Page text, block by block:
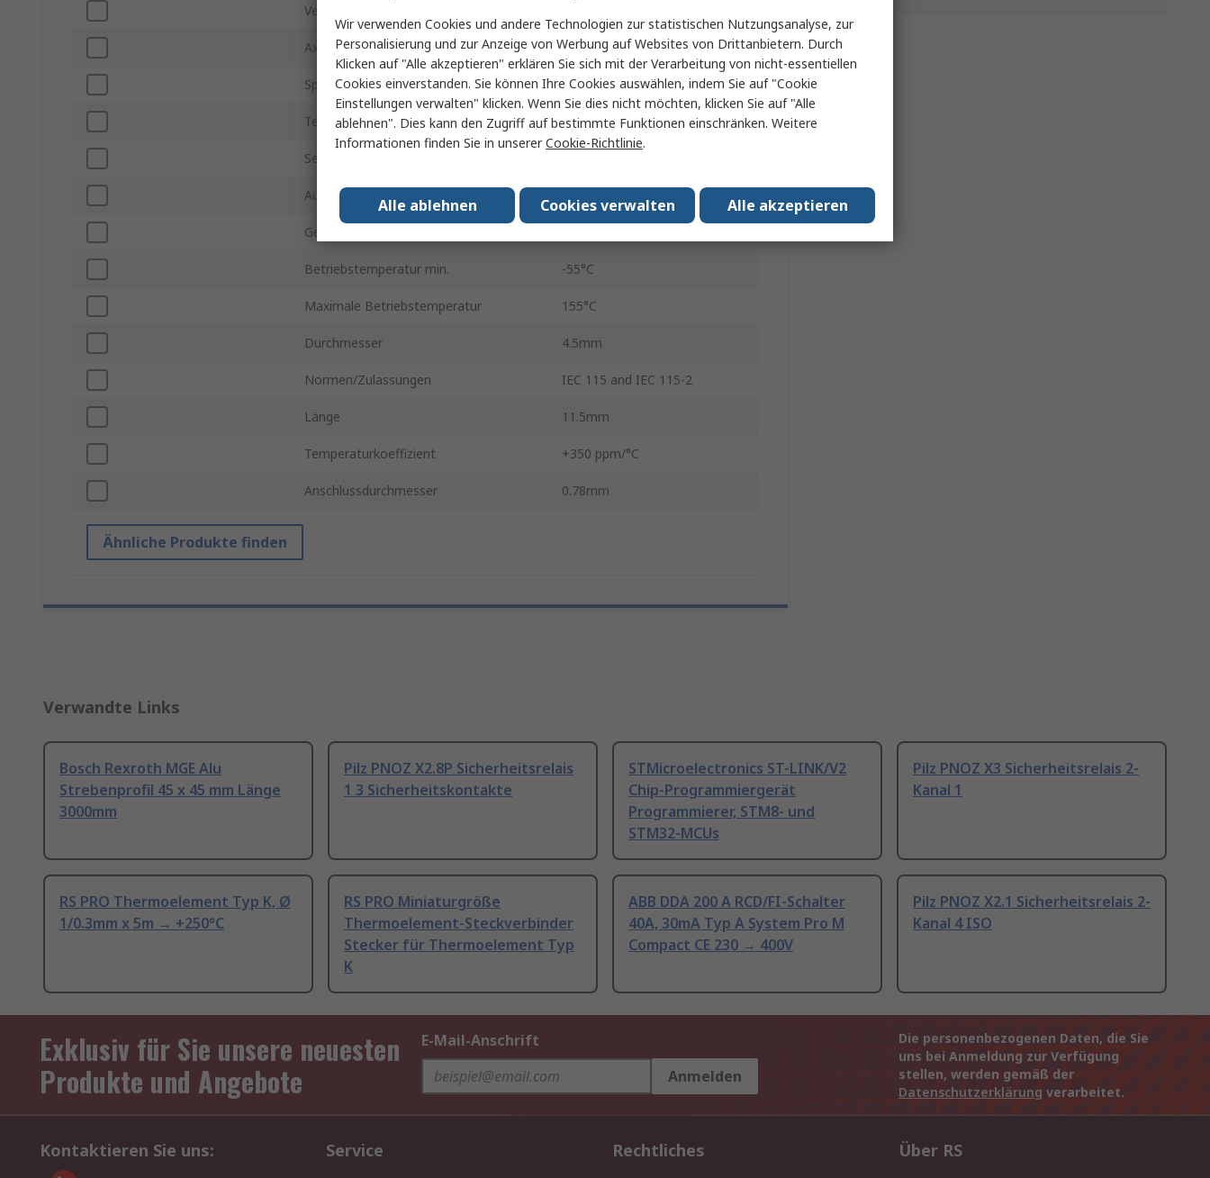
Verpackungsart
Axial/Radial Axial
Spannung 500V
Technologie Kohleschicht
Serie
Automobilstandard
Gehäusegröße
Betriebstemperatur min. -55°C
Maximale Betriebstemperatur 155°C
Durchmesser 4.5mm
Normen/Zulassungen IEC 115 and IEC 115-2
Länge 11.5mm
Temperaturkoeffizient +350 ppm/°C
Anschlussdurchmesser 0.78mm
Ähnliche Produkte finden
Verwandte Links
Bosch Rexroth MGE Alu
Strebenprofil 45 x 45 mm Länge
3000mm
Pilz PNOZ X2.8P Sicherheitsrelais
1 3 Sicherheitskontakte
STMicroelectronics ST-LINK/V2
Chip-Programmiergerät
Programmierer, STM8- und
STM32-MCUs
Pilz PNOZ X3 Sicherheitsrelais 2-
Kanal 1
RS PRO Thermoelement Typ K, Ø
1/0.3mm x 5m → +250°C
RS PRO Miniaturgröße
Thermoelement-Steckverbinder
Stecker für Thermoelement Typ
K
ABB DDA 200 A RCD/FI-Schalter
40A, 30mA Typ A System Pro M
Compact CE 230 → 400V
Pilz PNOZ X2.1 Sicherheitsrelais 2-
Kanal 4 ISO
Exklusiv für Sie unsere neuesten
Produkte und Angebote
E-Mail-Anschrift
Anmelden
Die personenbezogenen Daten, die Sie
uns bei Anmeldung zur Verfügung
stellen, werden gemäß der
Datenschutzerklärung verarbeitet.
Kontaktieren Sie uns: Service Rechtliches Über RS
Wir verwenden Cookies und andere Technologien zur statistischen Nutzungsanalyse, zur
Personalisierung und zur Anzeige von Werbung auf Websites von Drittanbietern. Durch
Klicken auf "Alle akzeptieren" erklären Sie sich mit der Verarbeitung von nicht-essentiellen
Cookies einverstanden. Sie können Ihre Cookies auswählen, indem Sie auf "Cookie
Einstellungen verwalten" klicken. Wenn Sie dies nicht möchten, klicken Sie auf "Alle
ablehnen". Dies kann den Zugriff auf bestimmte Funktionen einschränken. Weitere
Informationen finden Sie in unsererCookie-Richtlinie.
Alle akzeptieren
Cookies verwalten
Alle ablehnen